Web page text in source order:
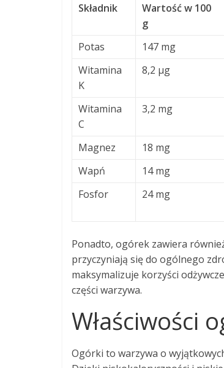
Składnik
Wartość w 100
g
Potas 147 mg
Witamina
K
8,2 µg
Witamina
C
3,2 mg
Magnez 18 mg
Wapń
14 mg
Fosfor
24 mg
Ponadto, ogórek zawiera
przyczyniają się do ogólnego
maksymalizuje korzyści
części warzywa.
Właściwości
Ogórki to warzywa o